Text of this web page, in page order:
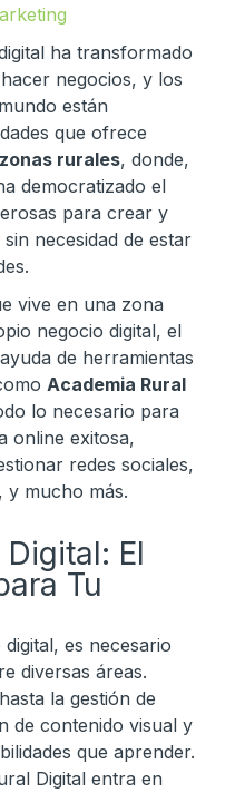
ha transformado
negocios, y los
están
que ofrece
zonas rurales, donde,
democratizado el
para crear y
necesidad de estar
vive en una zona
negocio digital, el
de herramientas
Academia Rural
lo necesario para
online exitosa,
redes sociales,
y mucho más.
El
Tu
es necesario
diversas áreas.
la gestión de
de contenido visual y
que aprender.
Digital entra en